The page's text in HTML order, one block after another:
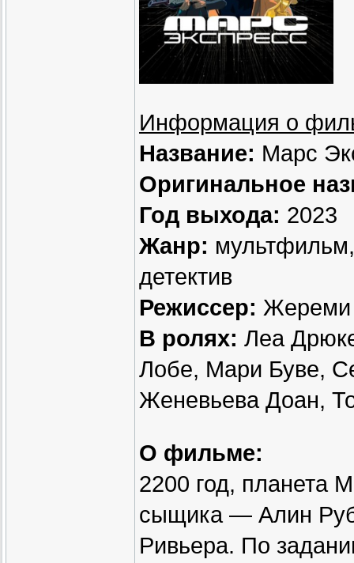
Информация о
Название: Марс
Оригинальное
Год выхода: 2023
Жанр:
детектив
Режиссер: Жереми
В ролях: Леа
Лобе, Мари Буве,
Женевьева Доан,
О фильме:
2200 год, планета
сыщика — Алин
Ривьера. По